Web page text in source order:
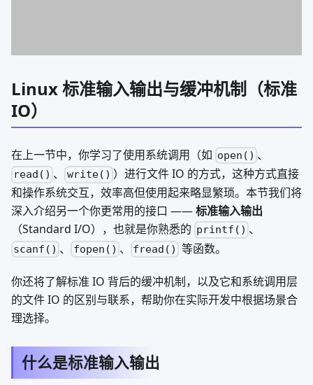
Linux 标准输入输出与缓冲机制（标准
IO）
在上一节中，你学习了使用系统调用（如 open() 、
read() 、 write() ）进行文件 IO 的方式，这种方式直接
和操作系统交互，效率高但使用起来略显繁琐。本节我们将
深入介绍另一个你更常用的接口 ——标准输入输出
（Standard I/O），也就是你熟悉的 printf() 、
scanf() 、 fopen() 、 fread() 等函数。
你还将了解标准 IO 背后的缓冲机制，以及它和系统调用层
的文件 IO 的区别与联系，帮助你在实际开发中根据场景合
理选择。
什么是标准输入输出